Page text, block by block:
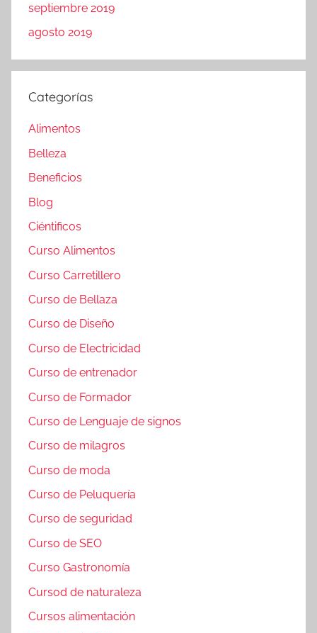
septiembre 2019
agosto 2019
Categorías
Alimentos
Belleza
Beneficios
Blog
Ciéntificos
Curso Alimentos
Curso Carretillero
Curso de Bellaza
Curso de Diseño
Curso de Electricidad
Curso de entrenador
Curso de Formador
Curso de Lenguaje de signos
Curso de milagros
Curso de moda
Curso de Peluquería
Curso de seguridad
Curso de SEO
Curso Gastronomía
Cursod de naturaleza
Cursos alimentación